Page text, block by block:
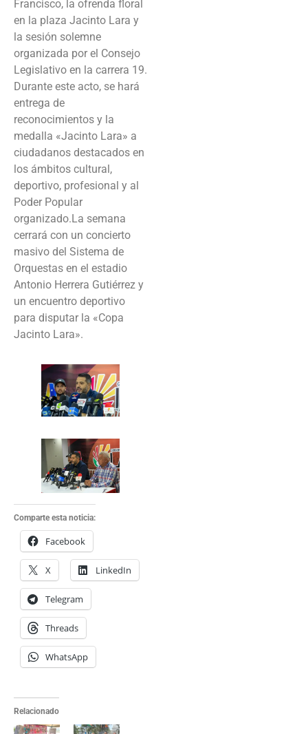
Francisco, la ofrenda floral
en la plaza Jacinto Lara y
la sesión solemne
organizada por el Consejo
Legislativo en la carrera 19.
Durante este acto, se hará
entrega de
reconocimientos y la
medalla «Jacinto Lara» a
ciudadanos destacados en
los ámbitos cultural,
deportivo, profesional y al
Poder Popular
organizado.La semana
cerrará con un concierto
masivo del Sistema de
Orquestas en el estadio
Antonio Herrera Gutiérrez y
un encuentro deportivo
para disputar la «Copa
Jacinto Lara».
Comparte esta noticia:
Facebook
X LinkedIn
Telegram
Threads
WhatsApp
Relacionado